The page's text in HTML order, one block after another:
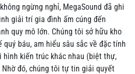
ngừng nghỉ, MegaSound đã ghi
giải trí gia đình ấm cúng đến
quy mô lớn. Chúng tôi sở hữu kho
báu, am hiểu sâu sắc về đặc tính
hình kiến trúc khác nhau (biệt thự,
Nhờ đó, chúng tôi tự tin giải quyết